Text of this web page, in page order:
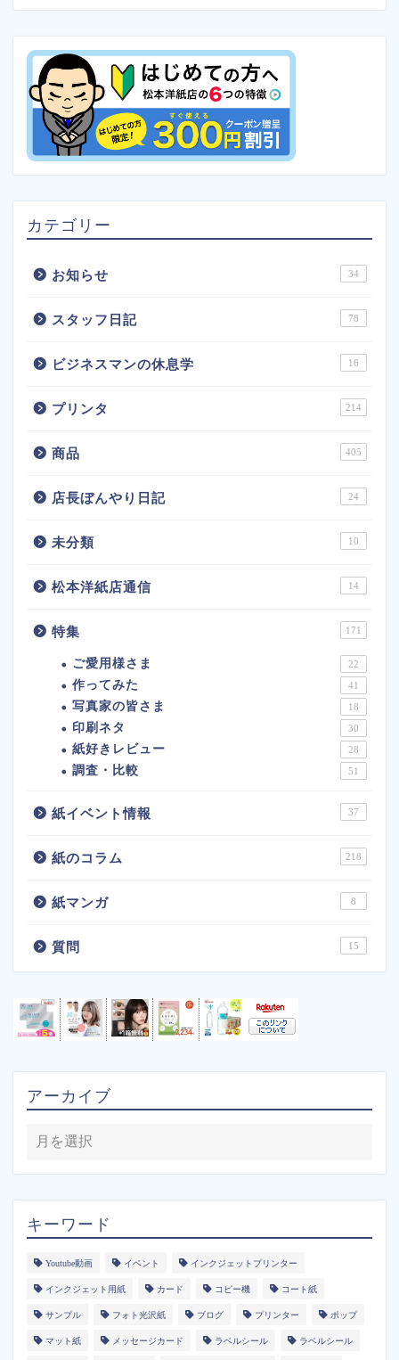
カテゴリー
お知らせ 34
スタッフ日記 78
ビジネスマンの休息学 16
プリンタ 214
商品 405
店長ぼんやり日記 24
未分類 10
松本洋紙店通信 14
特集 171
ご愛用様さま 22
作ってみた 41
写真家の皆さま 18
印刷ネタ 30
紙好きレビュー 28
調査・比較 51
紙イベント情報 37
紙のコラム 218
紙マンガ 8
質問 15
アーカイブ
キーワード
Youtube動画 イベント インクジェットプリンター
インクジェット用紙 カード コピー機 コート紙
サンプル フォト光沢紙 ブログ プリンター ポップ
マット紙 メッセージカード ラベルシール ラベルシール